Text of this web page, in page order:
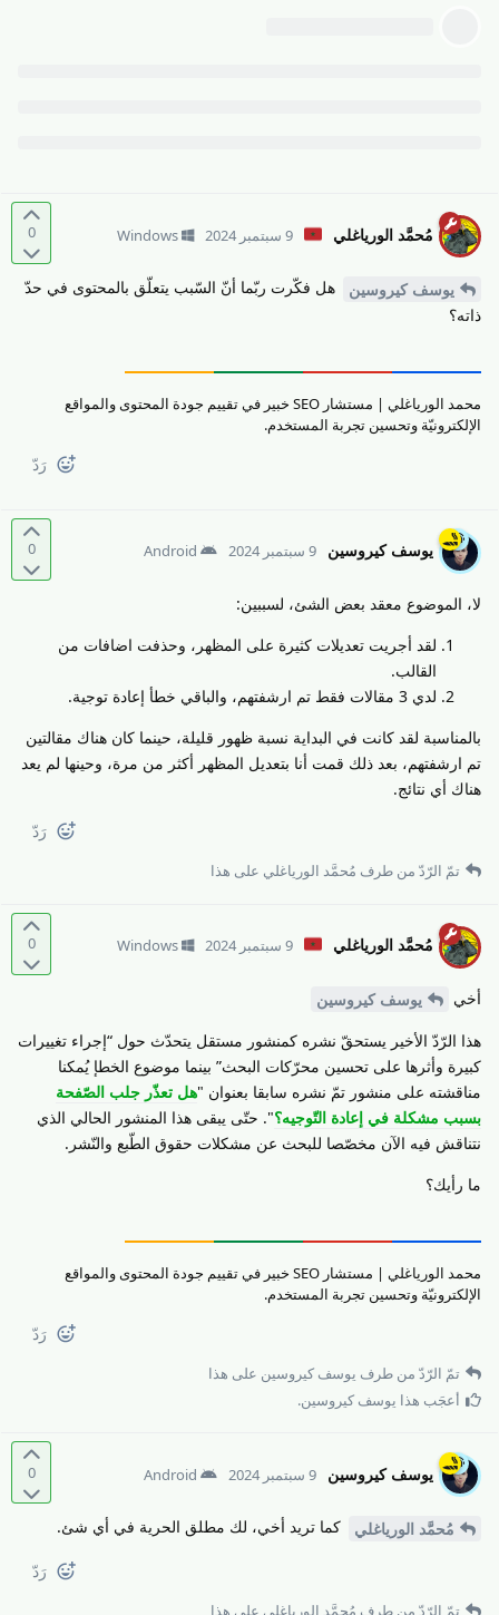
0 مُحمَّد الورياغلي 9 سبتمبر 2024 Windows
يوسف كيروسين
هل فكّرت ربّما أنّ السّبب يتعلّق بالمحتوى في حدّ
ذاته؟
محمد الورياغلي | مستشار SEO خبير في تقييم جودة المحتوى والمواقع
الإلكترونيّة وتحسين تجربة المستخدم.
رَدّ
0 يوسف كيروسين 9 سبتمبر 2024 Android
لا، الموضوع معقد بعض الشئ، لسببين:
لقد أجريت تعديلات كثيرة على المظهر، وحذفت اضافات من
القالب.
لدي 3 مقالات فقط تم ارشفتهم، والباقي خطأ إعادة توجية.
بالمناسبة لقد كانت في البداية نسبة ظهور قليلة، حينما كان هناك مقالتين
تم ارشفتهم، بعد ذلك قمت أنا بتعديل المظهر أكثر من مرة، وحينها لم يعد
هناك أي نتائج.
رَدّ
تمّ الرّدّ من طرف مُحمَّد الورياغلي على هذا
0 مُحمَّد الورياغلي 9 سبتمبر 2024 Windows
أخي
يوسف كيروسين
هذا الرّدّ الأخير يستحقّ نشره كمنشور مستقل يتحدّث حول “إجراء تغييرات
كبيرة وأثرها على تحسين محرّكات البحث” بينما موضوع الخطإ يُمكنا
مناقشته على منشور تمّ نشره سابقا بعنوان "هل تعذّر جلب الصّفحة
بسبب مشكلة في إعادة التّوجيه؟". حتّى يبقى هذا المنشور الحالي الذي
نتناقش فيه الآن مخصّصا للبحث عن مشكلات حقوق الطّبع والنّشر.
ما رأيك؟
محمد الورياغلي | مستشار SEO خبير في تقييم جودة المحتوى والمواقع
الإلكترونيّة وتحسين تجربة المستخدم.
رَدّ
تمّ الرّدّ من طرف يوسف كيروسين على هذا
أعجَب هذا يوسف كيروسين.
0 يوسف كيروسين 9 سبتمبر 2024 Android
مُحمَّد الورياغلي كما تريد أخي، لك مطلق الحرية في أي شئ.
رَدّ
تمّ الرّدّ من طرف مُحمَّد الورياغلي على هذا